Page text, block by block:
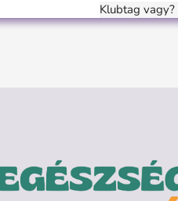
Klubtag vagy?